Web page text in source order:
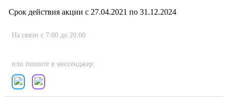
Срок действия акции с 27.04.2021 по 31.12.2024
На связи с 7:00 до 20:00
или пишите в мессенджер: